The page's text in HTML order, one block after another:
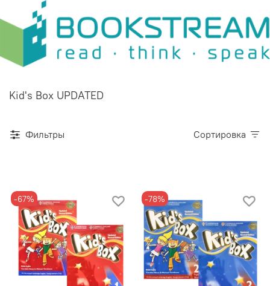
Kid's Box UPDATED
Фильтры Сортировка
-67% -78%